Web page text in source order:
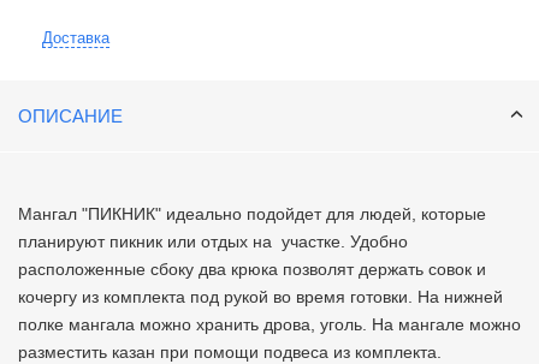
Доставка
ОПИСАНИЕ
Мангал "ПИКНИК" идеально подойдет для людей, которые
планируют пикник или отдых на участке. Удобно
расположенные сбоку два крюка позволят держать совок и
кочергу из комплекта под рукой во время готовки. На нижней
полке мангала можно хранить дрова, уголь. На мангале можно
разместить казан при помощи подвеса из комплекта.